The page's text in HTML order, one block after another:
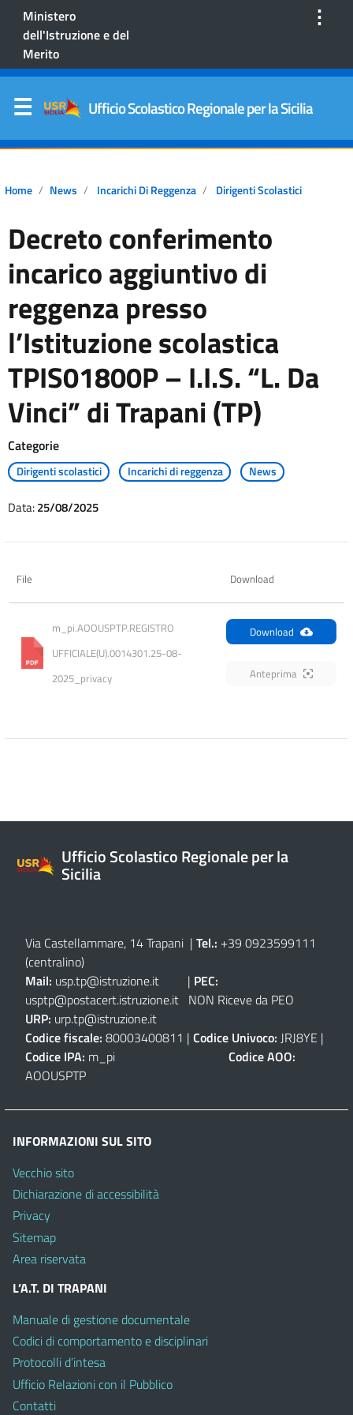
Ministero
dell'Istruzione e del
Merito
⋮
Ufficio Scolastico Regionale per la Sicilia
Home News Incarichi Di Reggenza Dirigenti Scolastici
Decreto conferimento
incarico aggiuntivo di
reggenza presso
l’Istituzione scolastica
TPIS01800P – I.I.S. “L. Da
Vinci” di Trapani (TP)
Categorie
Dirigenti scolastici Incarichi di reggenza News
Data:25/08/2025
File Download
m_pi.AOOUSPTP.REGISTRO
UFFICIALE(U).0014301.25-08-
2025_privacy
Download
Anteprima
Ufficio Scolastico Regionale per la
Sicilia
Via Castellammare, 14 Trapani | Tel.: +39 0923599111
(centralino)
Mail: usp.tp@istruzione.it | PEC:
usptp@postacert.istruzione.it NON Riceve da PEO
URP: urp.tp@istruzione.it
Codice fiscale: 80003400811 | Codice Univoco: JRJ8YE |
Codice IPA: m_pi Codice AOO:
AOOUSPTP
INFORMAZIONI SUL SITO
Vecchio sito
Dichiarazione di accessibilità
Privacy
Sitemap
Area riservata
L’A.T. DI TRAPANI
Manuale di gestione documentale
Codici di comportamento e disciplinari
Protocolli d’intesa
Ufficio Relazioni con il Pubblico
Contatti